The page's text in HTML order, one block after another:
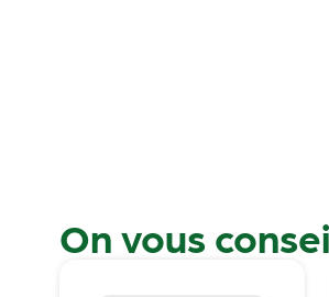
On vous